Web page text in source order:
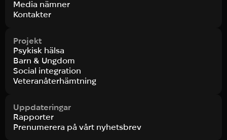
Media nämner
Kontakter
Projekt
Psykisk hälsa
Barn & Ungdom
Social integration
Veteranåterhämtning
Uppdateringar
Rapporter
Prenumerera på vårt nyhetsbrev